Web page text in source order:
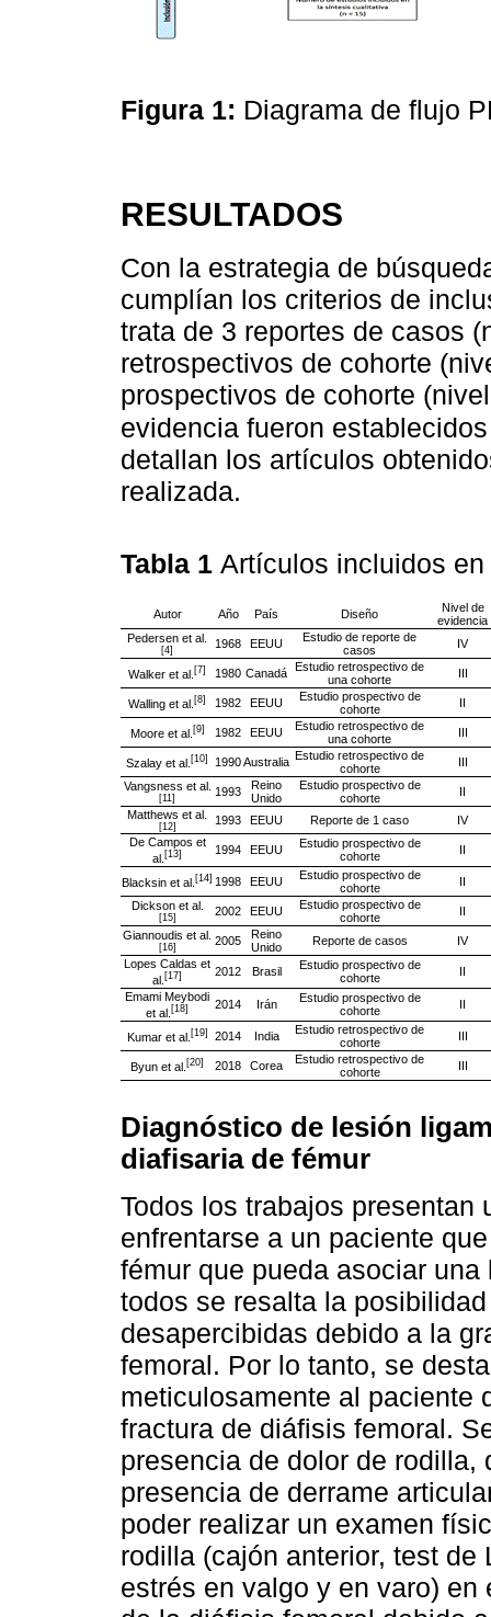
Figura 1: Diagrama de flujo
RESULTADOS
Con la estrategia de
cumplían los criterios de
trata de 3 reportes de casos
retrospectivos de cohorte
prospectivos de cohorte
evidencia fueron
detallan los artículos
realizada.
Tabla 1 Artículos incluidos
Autor Año País Diseño
Nivel de
evidencia
Pedersen et al.
[4] 1968 EEUU
Estudio de reporte de
casos
IV
Walker et al. [7] 1980 Canadá Estudio retrospectivo de
una cohorte
III
Walling et al. [8] 1982 EEUU
Estudio prospectivo de
cohorte
II
Moore et al. [9] 1982 EEUU
Estudio retrospectivo de
una cohorte
III
Szalay et al. [10] 1990Australia Estudio retrospectivo de
cohorte
III
Vangsness et al.
[11] 1993
Reino
Unido
Estudio prospectivo de
cohorte
II
Matthews et al.
[12] 1993 EEUU Reporte de 1 caso
IV
De Campos et
al. [13] 1994 EEUU
Estudio prospectivo de
cohorte
II
Blacksin et al. [14] 1998 EEUU
Estudio prospectivo de
cohorte
II
Dickson et al.
[15] 2002 EEUU
Estudio prospectivo de
cohorte
II
Giannoudis et al.
[16] 2005
Reino
Unido
Reporte de casos
IV
Lopes Caldas et
al. [17] 2012 Brasil
Estudio prospectivo de
cohorte
II
Emami Meybodi
et al. [18] 2014 Irán
Estudio prospectivo de
cohorte
II
Kumar et al. [19] 2014 India
Estudio retrospectivo de
cohorte
III
Byun et al. [20] 2018 Corea
Estudio retrospectivo de
cohorte
III
Diagnóstico de lesión
diafisaria de fémur
Todos los trabajos presentan
enfrentarse a un paciente
fémur que pueda asociar
todos se resalta la
desapercibidas debido a la
femoral. Por lo tanto, se
meticulosamente al paciente
fractura de diáfisis femoral.
presencia de dolor de
presencia de derrame
poder realizar un examen
rodilla (cajón anterior, test
estrés en valgo y en varo)